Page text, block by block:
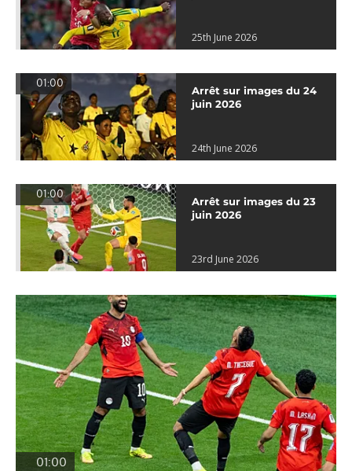
25th June 2026
01:00
Arrêt sur images du 24
juin 2026
24th June 2026
01:00
Arrêt sur images du 23
juin 2026
23rd June 2026
01:00